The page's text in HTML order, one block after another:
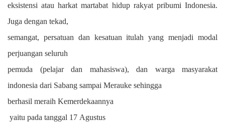
eksistensi atau harkat martabat hidup rakyat pribumi Indonesia.
Juga dengan tekad,
semangat, persatuan dan kesatuan itulah yang menjadi modal
perjuangan seluruh
pemuda (pelajar dan mahasiswa), dan warga masyarakat
indonesia dari Sabang sampai Merauke sehingga
berhasil meraih Kemerdekaannya
yaitu pada tanggal 17 Agustus